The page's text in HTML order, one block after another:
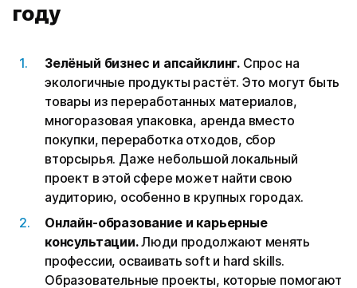
году
Зелёный бизнес и апсайклинг.Спрос на
экологичные продукты растёт. Это могут быть
товары из переработанных материалов,
многоразовая упаковка, аренда вместо
покупки, переработка отходов, сбор
вторсырья. Даже небольшой локальный
проект в этой сфере может найти свою
аудиторию, особенно в крупных городах.
Онлайн-образование и карьерные
консультации.Люди продолжают менять
профессии, осваивать soft и hard skills.
Образовательные проекты, которые помогают